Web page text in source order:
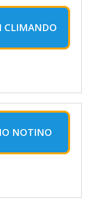
CLIMANDO
NOTINO